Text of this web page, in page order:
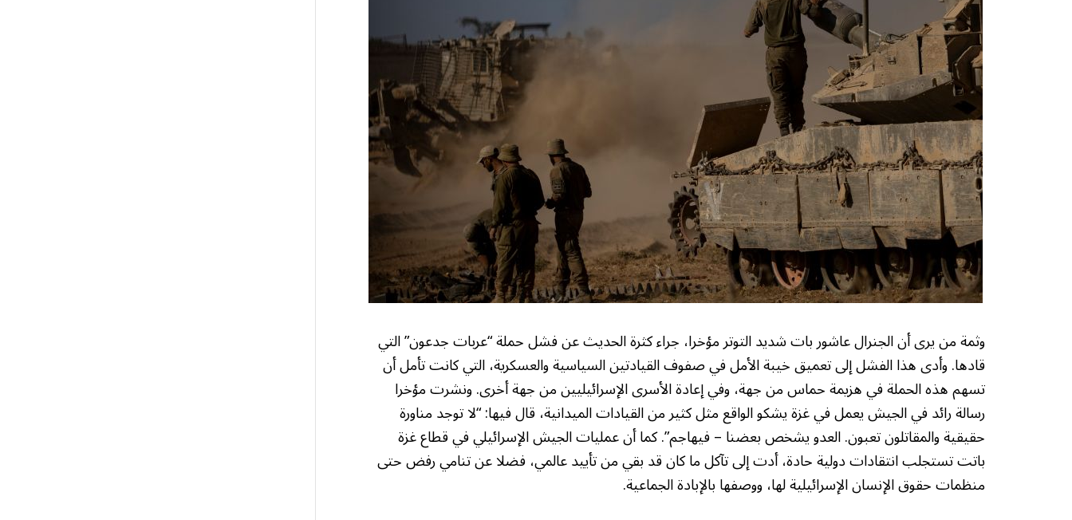
وثمة من يرى أن الجنرال عاشور بات شديد التوتر مؤخرا، جراء كثرة الحديث عن فشل حملة “عربات جدعون” التي
قادها. وأدى هذا الفشل إلى تعميق خيبة الأمل في صفوف القيادتين السياسية والعسكرية، التي كانت تأمل أن
تسهم هذه الحملة في هزيمة حماس من جهة، وفي إعادة الأسرى الإسرائيليين من جهة أخرى. ونشرت مؤخرا
رسالة رائد في الجيش يعمل في غزة يشكو الواقع مثل كثير من القيادات الميدانية، قال فيها: “لا توجد مناورة
حقيقية والمقاتلون تعبون. العدو يشخص بعضنا – فيهاجم”. كما أن عمليات الجيش الإسرائيلي في قطاع غزة
باتت تستجلب انتقادات دولية حادة، أدت إلى تآكل ما كان قد بقي من تأييد عالمي، فضلا عن تنامي رفض حتى
منظمات حقوق الإنسان الإسرائيلية لها، ووصفها بالإبادة الجماعية.